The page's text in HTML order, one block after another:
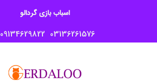
اسباب بازی گردالو
03136261576
09134629822